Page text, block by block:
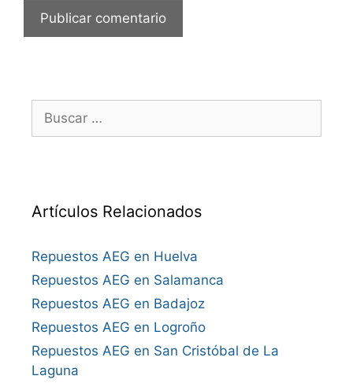
Buscar:
Artículos Relacionados
Repuestos AEG en Huelva
Repuestos AEG en Salamanca
Repuestos AEG en Badajoz
Repuestos AEG en Logroño
Repuestos AEG en San Cristóbal de La
Laguna